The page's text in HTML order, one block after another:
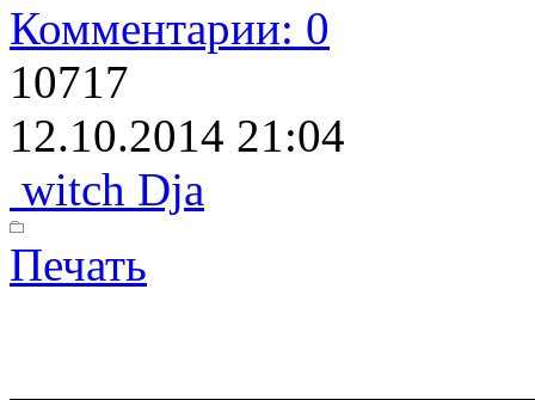
Комментарии: 0
10717
12.10.2014 21:04
witch Dja
Печать